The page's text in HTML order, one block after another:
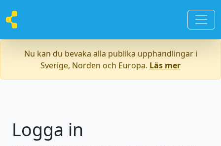
Nu kan du bevaka alla publika upphandlingar i
Sverige, Norden och Europa. Läs mer
Logga in